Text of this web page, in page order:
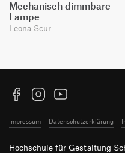
Mechanisch dimmbare
Lampe
Leona Scur
FacebookInstagramYouTube
Impressum Datenschutzerklärung
Hochschule für Gestaltung